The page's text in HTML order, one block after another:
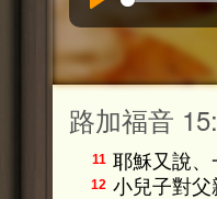
路加福音
11 耶穌又說、
12 小兒子對父